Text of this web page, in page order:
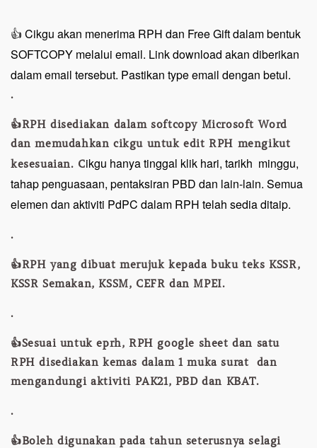
👍 Cikgu akan menerima RPH dan Free Gift dalam bentuk
SOFTCOPY melalui email. Link download akan diberikan
dalam email tersebut. Pastikan type email dengan betul.
.
👍RPH disediakan dalam softcopy Microsoft Word
dan memudahkan cikgu untuk edit RPH mengikut
kesesuaian. Cikgu hanya tinggal klik hari, tarikh minggu,
tahap penguasaan, pentaksiran PBD dan lain-lain. Semua
elemen dan aktiviti PdPC dalam RPH telah sedia ditaip.
.
👍RPH yang dibuat merujuk kepada buku teks KSSR,
KSSR Semakan, KSSM, CEFR dan MPEI.
.
👍Sesuai untuk eprh, RPH google sheet dan satu
RPH disediakan kemas dalam 1 muka surat dan
mengandungi aktiviti PAK21, PBD dan KBAT.
.
👍Boleh digunakan pada tahun seterusnya selagi